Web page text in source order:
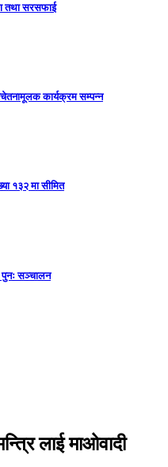
तथा सरसफाई
कार्यक्रम सम्पन्न
१३२ मा सीमित
पुनः सञ्चालन
लाई माओवादी